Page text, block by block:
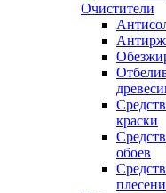
Очистители
краски
обоев
плесени